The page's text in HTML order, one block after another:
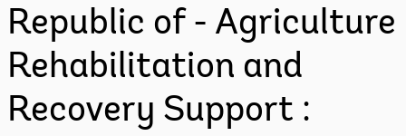
Republic of - Agriculture
Rehabilitation and
Recovery Support :